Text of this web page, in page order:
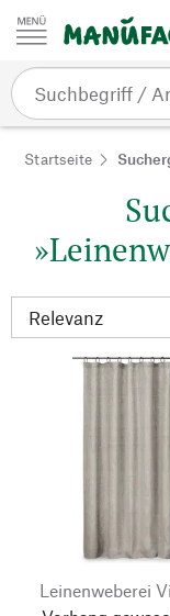
Zum Inhalt springen
Startseite
Leinenweberei